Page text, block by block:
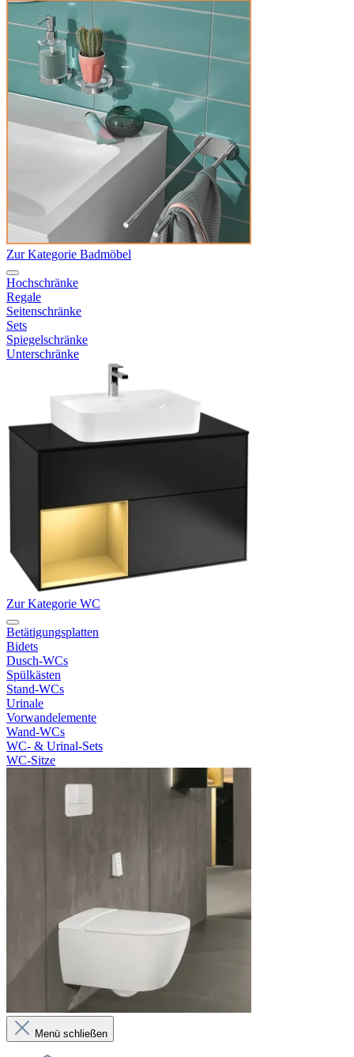
Zur Kategorie Badmöbel
Hochschränke
Regale
Seitenschränke
Sets
Spiegelschränke
Unterschränke
Zur Kategorie WC
Betätigungsplatten
Bidets
Dusch-WCs
Spülkästen
Stand-WCs
Urinale
Vorwandelemente
Wand-WCs
WC- & Urinal-Sets
WC-Sitze
Menü schließen